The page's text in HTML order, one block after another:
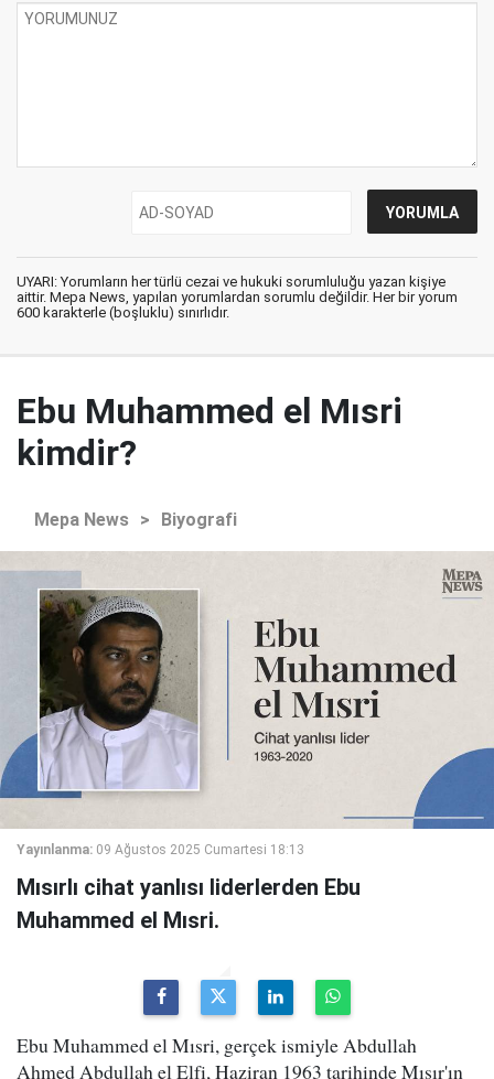
UYARI: Yorumların her türlü cezai ve hukuki sorumluluğu yazan kişiye
aittir. Mepa News, yapılan yorumlardan sorumlu değildir. Her bir yorum
600 karakterle (boşluklu) sınırlıdır.
Ebu Muhammed el Mısri
kimdir?
Mepa News > Biyografi
Yayınlanma: 09 Ağustos 2025 Cumartesi 18:13
Mısırlı cihat yanlısı liderlerden Ebu
Muhammed el Mısri.
Ebu Muhammed el Mısri, gerçek ismiyle Abdullah
Ahmed Abdullah el Elfi, Haziran 1963 tarihinde Mısır'ın